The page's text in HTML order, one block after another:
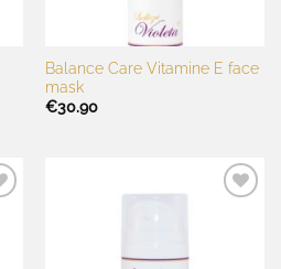
Balance Care Vitamine E face
mask
€30.90